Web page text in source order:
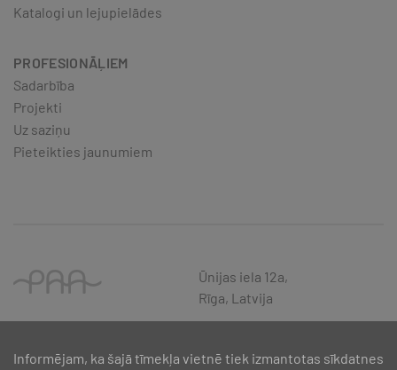
Katalogi un lejupielādes
PROFESIONĀĻIEM
Sadarbība
Projekti
Uz saziņu
Pieteikties jaunumiem
Ūnijas iela 12a,
Rīga, Latvija
Informējam, ka šajā tīmekļa vietnē tiek izmantotas sīkdatnes